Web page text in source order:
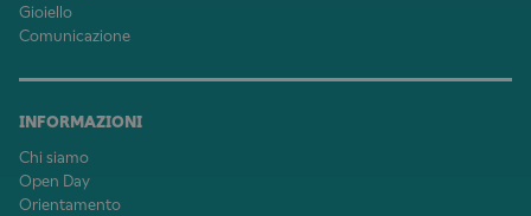
Gioiello
Comunicazione
INFORMAZIONI
Chi siamo
Open Day
Orientamento